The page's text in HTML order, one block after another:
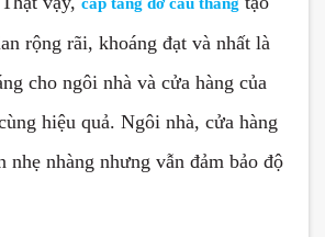
rộng rãi, khoáng đạt và nhất là
cho ngôi nhà và cửa hàng của
hiệu quả. Ngôi nhà, cửa hàng
nhẹ nhàng nhưng vẫn đảm bảo độ